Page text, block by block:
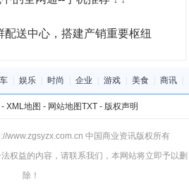
配送中心，搭建产销重要枢纽
娱乐 时尚 企业 游戏 美食 商讯
- XML地图 - 网站地图TXT- 版权声明
中国商业资讯版权所有
权益的内容，请联系我们，本网站将立即予以删
除！